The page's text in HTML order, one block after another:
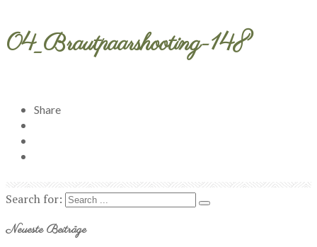
04_Brautpaarshooting-148
Share
Search for:
Neueste Beiträge